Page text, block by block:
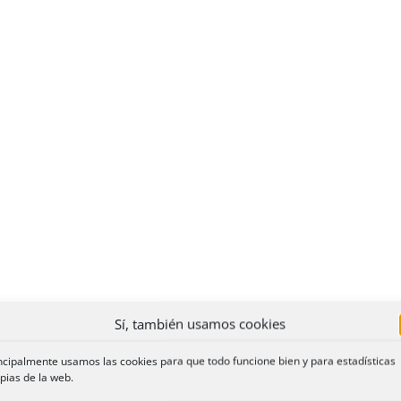
Sí, también usamos cookies
usamos las cookies para que todo funcione bien y para estadísticas
de la web.